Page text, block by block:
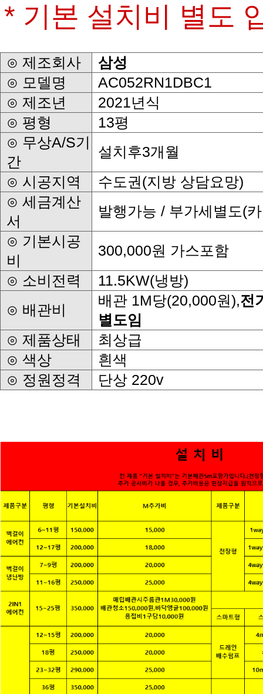
* 기본 설치비 별도
⊙ 제조회사
삼성
⊙ 모델명
AC052RN1DBC1
⊙ 제조년
2021년식
⊙ 평형
13평
간
설치후3개월
⊙ 시공지역
수도권(지방 상담요망)
서
발행가능 / 부가세별도(
비
300,000원 가스포함
⊙ 소비전력
11.5KW(냉방)
⊙ 배관비
배관 1M당(20,000원),
별도임
⊙ 제품상태
최상급
⊙ 색상
흰색
⊙ 정원정격
단상 220v